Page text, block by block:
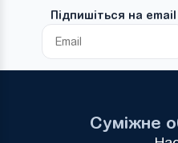
Підпишіться на
Суміжне